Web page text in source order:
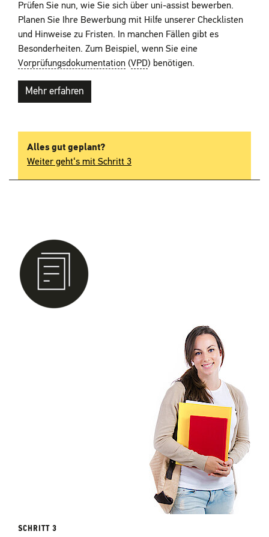
Prüfen Sie nun, wie Sie sich über uni-assist bewerben.
Planen Sie Ihre Bewerbung mit Hilfe unserer Checklisten
und Hinweise zu Fristen. In manchen Fällen gibt es
Besonderheiten. Zum Beispiel, wenn Sie eine
Vorprüfungsdokumentation (VPD) benötigen.
Mehr erfahren
Alles gut geplant?
Weiter geht‘s mit Schritt 3
SCHRITT 3